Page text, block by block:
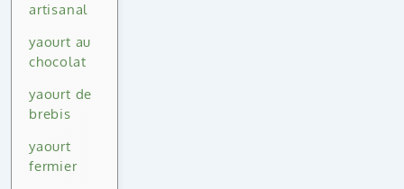
artisanal
yaourt au
chocolat
yaourt de
brebis
yaourt
fermier